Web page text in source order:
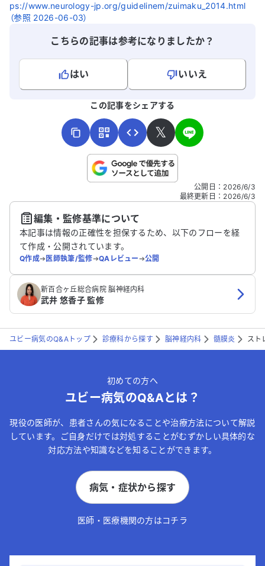
ps://www.neurology-jp.org/guidelinem/zuimaku_2014.html
（参照 2026-06-03）
こちらの記事は参考になりましたか？
はい
いいえ
こちらは送信専用のフォームです。氏名やご自身の病気の詳細な
送信する
この記事をシェアする
𝕏
公開日 ： 2026/6/3
最終更新日 ： 2026/6/3
編集・監修基準について
本記事は情報の正確性を担保するため、以下のフローを経
て作成・公開されています。
Q作成➔医師執筆/監修➔QAレビュー➔公開
新百合ヶ丘総合病院 脳神経内科
武井 悠香子 監修
ユビー病気のQ&Aトップ 診療科から探す 脳神経内科 髄膜炎 スト
初めての方へ
ユビー病気のQ&Aとは？
現役の医師が、患者さんの気になることや治療方法について解説
しています。ご自身だけでは対処することがむずかしい具体的な
対応方法や知識などを知ることができます。
病気・症状から探す
医師・医療機関の方はコチラ